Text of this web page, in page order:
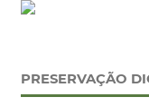
PRESERVAÇÃO